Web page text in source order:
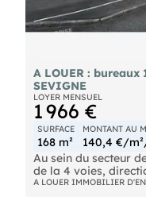
A LOUER : bureaux
SEVIGNE
LOYER MENSUEL
1 966 €
SURFACE
168 m²
MONTANT AU
140,4 €/
Au sein du secteur
de la 4 voies,
chaussée d'un
A LOUER IMMOBILIER